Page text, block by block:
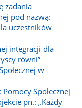
zadania
pod nazwą:
uczestników
integracji dla
równi”
w
Społecznej
pn.: „Każdy